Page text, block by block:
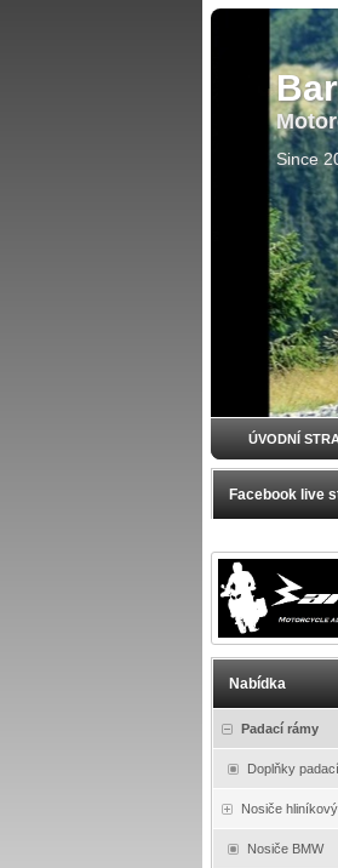
Since
ÚVODNÍ
Facebook live
Nabídka
Padací rámy
Doplňky
Nosiče
Nosiče BMW